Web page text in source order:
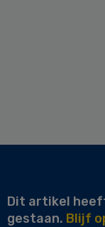
Dit artikel
gestaan. Blijf